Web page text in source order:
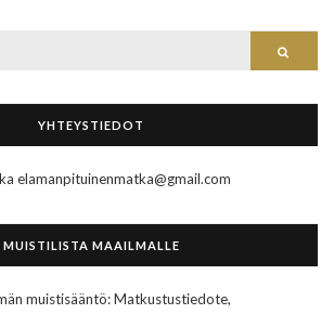
YHTEYSTIEDOT
elamanpituinenmatka@gmail.com
MUISTILISTA MAAILMALLE
muistisääntö: Matkustustiedote,